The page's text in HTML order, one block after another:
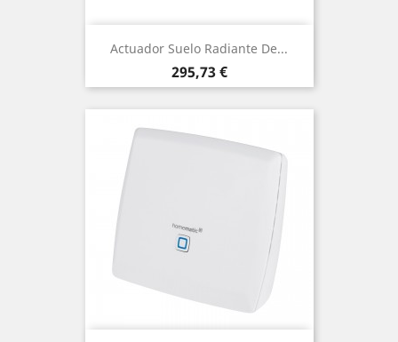
Actuador Suelo Radiante De...
Precio
295,73 €